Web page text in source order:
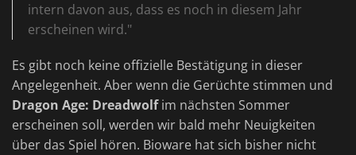
intern davon aus, dass es noch in diesem Jahr
erscheinen wird."
Es gibt noch keine offizielle Bestätigung in dieser
Angelegenheit. Aber wenn die Gerüchte stimmen und
Dragon Age: Dreadwolfim nächsten Sommer
erscheinen soll, werden wir bald mehr Neuigkeiten
über das Spiel hören. Bioware hat sich bisher nicht